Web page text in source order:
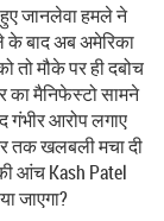
जानलेवा हमले ने
के बाद अब अमेरिका
तो मौके पर ही दबोच
मैनिफेस्टो सामने
आरोप लगाए
तक खलबली मचा दी
आंचKash Patel
जाएगा?